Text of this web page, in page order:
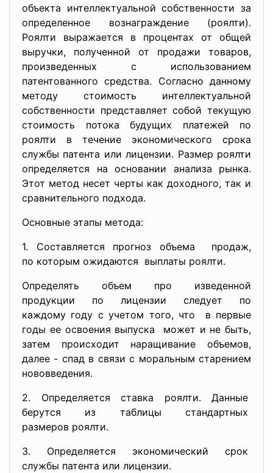
объекта интеллектуальной собственности за
определенное вознаграждение (роялти).
Роялти выражается в процентах от общей
выручки, полученной от продажи товаров,
произведенных с использованием
патентованного средства. Согласно данному
методу стоимость интеллектуальной
собственности представляет собой текущую
стоимость потока будущих платежей по
роялти в течение экономического срока
службы патента или лицензии. Размер роялти
определяется на основании анализа рынка.
Этот метод несет черты как доходного, так и
сравнительного подхода.
Основные этапы метода:
1. Составляется прогноз объема продаж,
по которым ожидаются выплаты роялти.
Определять объем про изведенной
продукции по лицензии следует по
каждому году с учетом того, что в первые
годы ее освоения выпуска может и не быть,
затем происходит наращивание объемов,
далее - спад в связи с моральным старением
нововведения.
2. Определяется ставка роялти. Данные
берутся из таблицы стандартных
размеров роялти.
3. Определяется экономический срок
службы патента или лицензии.